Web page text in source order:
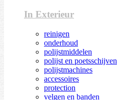
In Exterieur
reinigen
onderhoud
polijstmiddelen
polijst en poetsschijven
polijstmachines
accessoires
protection
velgen en banden